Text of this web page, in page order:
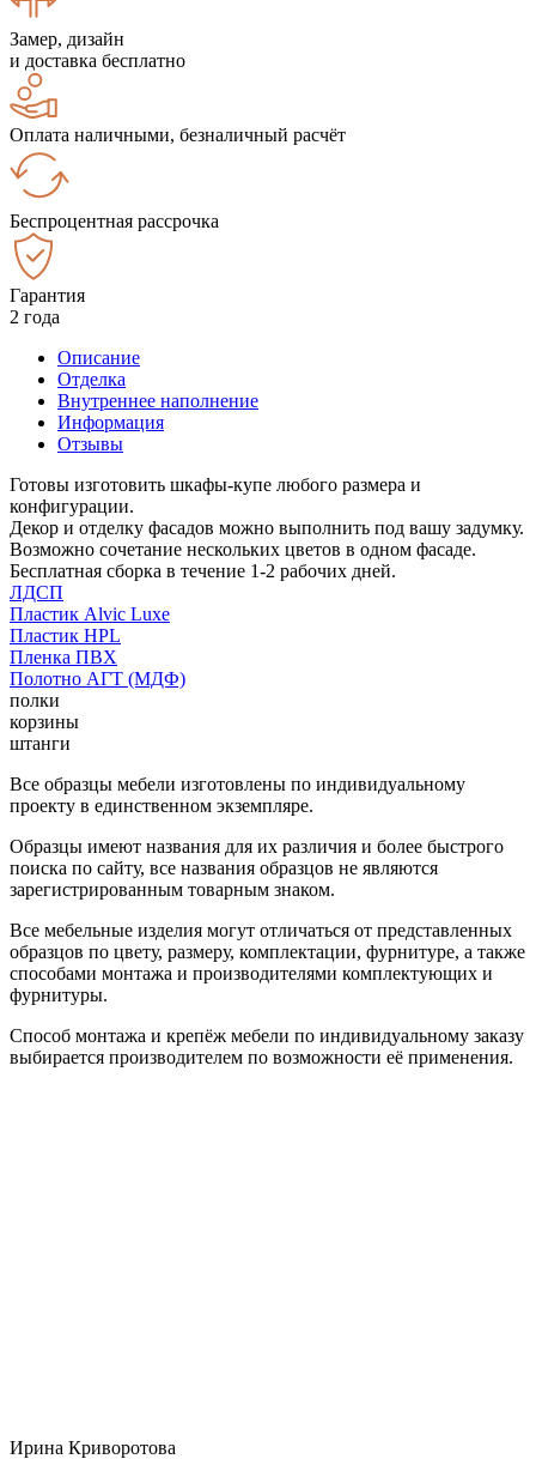
Замер, дизайн
и доставка бесплатно
Оплата наличными, безналичный расчёт
Беспроцентная рассрочка
Гарантия
2 года
Описание
Отделка
Внутреннее наполнение
Информация
Отзывы
Готовы изготовить шкафы-купе любого размера и
конфигурации.
Декор и отделку фасадов можно выполнить под вашу задумку.
Возможно сочетание нескольких цветов в одном фасаде.
Бесплатная сборка в течение 1-2 рабочих дней.
ЛДСП
Пластик Alvic Luxe
Пластик HPL
Пленка ПВХ
Полотно АГТ (МДФ)
полки
корзины
штанги
Все образцы мебели изготовлены по индивидуальному
проекту в единственном экземпляре.
Образцы имеют названия для их различия и более быстрого
поиска по сайту, все названия образцов не являются
зарегистрированным товарным знаком.
Все мебельные изделия могут отличаться от представленных
образцов по цвету, размеру, комплектации, фурнитуре, а также
способами монтажа и производителями комплектующих и
фурнитуры.
Способ монтажа и крепёж мебели по индивидуальному заказу
выбирается производителем по возможности её применения.
Ирина Криворотова